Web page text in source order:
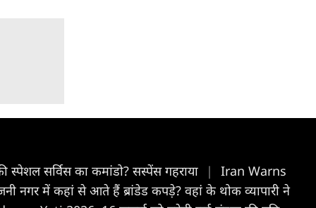
स्पेशल सर्विस का कमांडो? सस्पेंस गहराया |
Iran Warns
में कहां से आते हैं ब्रांडेड कपड़े? वहां के थोक व्यापारी ने